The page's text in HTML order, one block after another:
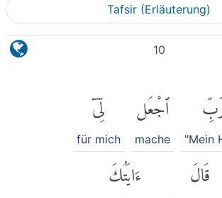
Tafsir (Erläuterung)
10
"Mein
ٱجْعَل
mache
لِّىٓ
für mich
قَالَ ءَايَتُكَ